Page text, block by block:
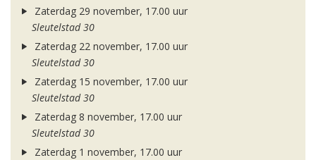
Zaterdag 29 november, 17.00 uur
Sleutelstad 30
Zaterdag 22 november, 17.00 uur
Sleutelstad 30
Zaterdag 15 november, 17.00 uur
Sleutelstad 30
Zaterdag 8 november, 17.00 uur
Sleutelstad 30
Zaterdag 1 november, 17.00 uur